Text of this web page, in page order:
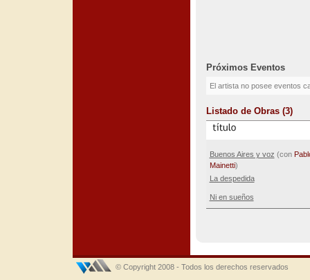
Próximos Eventos
El artista no posee eventos
Listado de Obras (3)
Buenos Aires y voz (con
Mainetti)
La despedida
Ni en sueños
© Copyright 2008 - Todos los derechos reservados